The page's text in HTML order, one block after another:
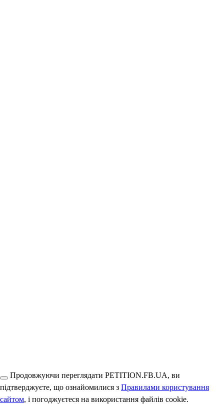
Продовжуючи переглядати PETITION.FB.UA, ви
підтверджуєте, що ознайомилися з Правилами користування
сайтом, і погоджуєтеся на використання файлів cookie.